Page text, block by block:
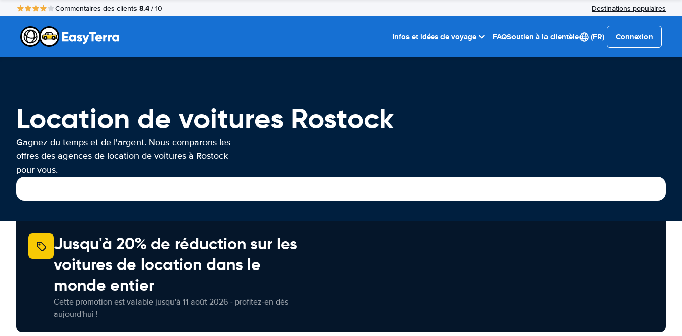
Commentaires des clients 8.4 / 10 Destinations populaires
Infos et idées de voyage FAQSoutien à la clientèle (FR) Connexion
Location de voitures Rostock
Gagnez du temps et de l'argent. Nous comparons les
offres des agences de location de voitures à Rostock
pour vous.
Jusqu'à 20% de réduction sur les
voitures de location dans le
monde entier
Cette promotion est valable jusqu'à 11 août 2026 - profitez-en dès
aujourd'hui !